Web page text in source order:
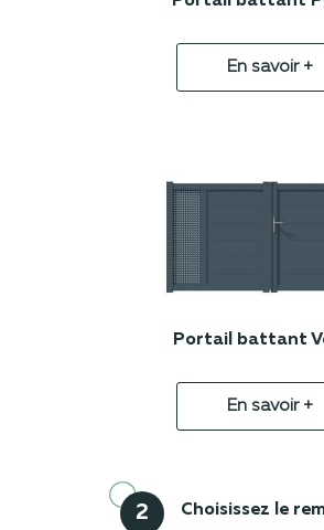
En savoir +
Portail battant
En savoir +
2 Choisissez le